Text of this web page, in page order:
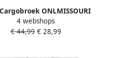
ONLMISSOURI
CARGO PNT enkel-lang
elastische beenopening
4 webshops
€ 44,99€ 28,99